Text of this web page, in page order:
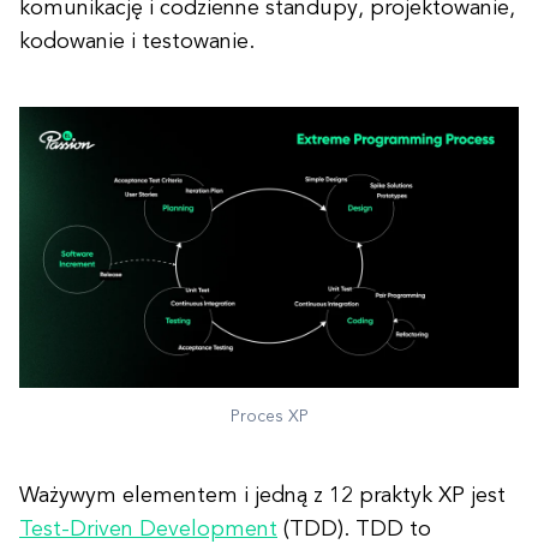
komunikację i codzienne standupy, projektowanie,
kodowanie i testowanie.
Proces XP
Ważywym elementem i jedną z 12 praktyk XP jest
Test-Driven Development (TDD). TDD to